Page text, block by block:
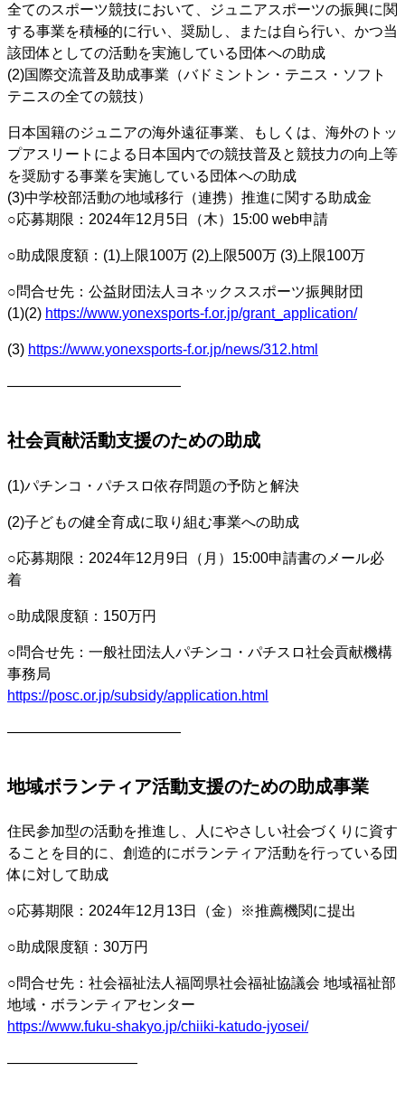
全てのスポーツ競技において、ジュニアスポーツの振興に関
する事業を積極的に行い、奨励し、または自ら行い、かつ当
該団体としての活動を実施している団体への助成
(2)国際交流普及助成事業（バドミントン・テニス・ソフト
テニスの全ての競技）
日本国籍のジュニアの海外遠征事業、もしくは、海外のトッ
プアスリートによる日本国内での競技普及と競技力の向上等
を奨励する事業を実施している団体への助成
(3)中学校部活動の地域移行（連携）推進に関する助成金
○応募期限：2024年12月5日（木）15:00 web申請
○助成限度額：(1)上限100万 (2)上限500万 (3)上限100万
○問合せ先：公益財団法人ヨネックススポーツ振興財団
(1)(2) https://www.yonexsports-f.or.jp/grant_application/
(3) https://www.yonexsports-f.or.jp/news/312.html
————————————
社会貢献活動支援のための助成
(1)パチンコ・パチスロ依存問題の予防と解決
(2)子どもの健全育成に取り組む事業への助成
○応募期限：2024年12月9日（月）15:00申請書のメール必
着
○助成限度額：150万円
○問合せ先：一般社団法人パチンコ・パチスロ社会貢献機構
事務局
https://posc.or.jp/subsidy/application.html
————————————
地域ボランティア活動支援のための助成事業
住民参加型の活動を推進し、人にやさしい社会づくりに資す
ることを目的に、創造的にボランティア活動を行っている団
体に対して助成
○応募期限：2024年12月13日（金）※推薦機関に提出
○助成限度額：30万円
○問合せ先：社会福祉法人福岡県社会福祉協議会 地域福祉部
地域・ボランティアセンター
https://www.fuku-shakyo.jp/chiiki-katudo-jyosei/
—————————